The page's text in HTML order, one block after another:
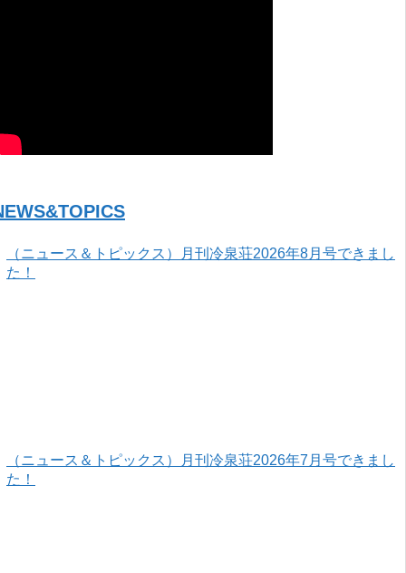
（ニュース＆トピックス）月刊冷泉荘2026年8月号できまし
た！
（ニュース＆トピックス）月刊冷泉荘2026年7月号できまし
た！